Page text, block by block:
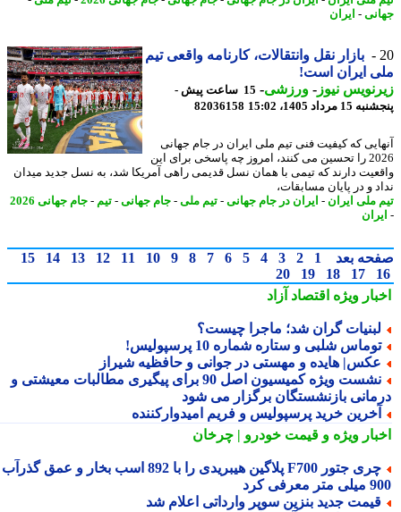
-ایران
بازار نقل وانتقالات، کارنامه واقعی تیم
ایران است!
نیوز-ورزشی-
15 ساعت پیش -
1405، 15:02
82036158
که کیفیت فنی تیم ملی ایران در جام جهانی
2026 را تحسین می کنند، امروز چه پاسخی برای این
دارند که تیمی با همان نسل قدیمی راهی آمریکا شد، به نسل جدید میدان
و در پایان مسابقات،
ملی ایران - ایران در جام جهانی-تیم ملی -جام جهانی-تیم -جام جهانی 2026
بعد 1
2
3
4
5
6
7
8
9
10
11
12
13
14
15
17
18
19
20
ویژهاقتصاد آزاد
گران شد؛ ماجرا چیست؟
شلبی و ستاره شماره 10 پرسپولیس!
هایده و مهستی در جوانی و حافظیه شیراز
نشست ویژه کمیسیون اصل 90 برای پیگیری مطالبات معیشتی و
بازنشستگان برگزار می شود
خرید پرسپولیس و فریم امیدوارکننده
ویژهو قیمت خودرو | چرخان
چری جتور F700 پلاگین هیبریدی را با 892 اسب بخار و عمق گذرآب
جدید بنزین سوپر وارداتی اعلام شد